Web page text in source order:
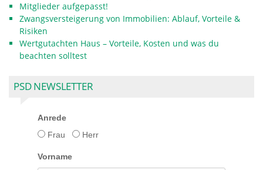
Mitglieder aufgepasst!
Zwangsversteigerung von Immobilien: Ablauf, Vorteile &
Risiken
Wertgutachten Haus – Vorteile, Kosten und was du
beachten solltest
PSD NEWSLETTER
Anrede
Frau
Herr
Vorname